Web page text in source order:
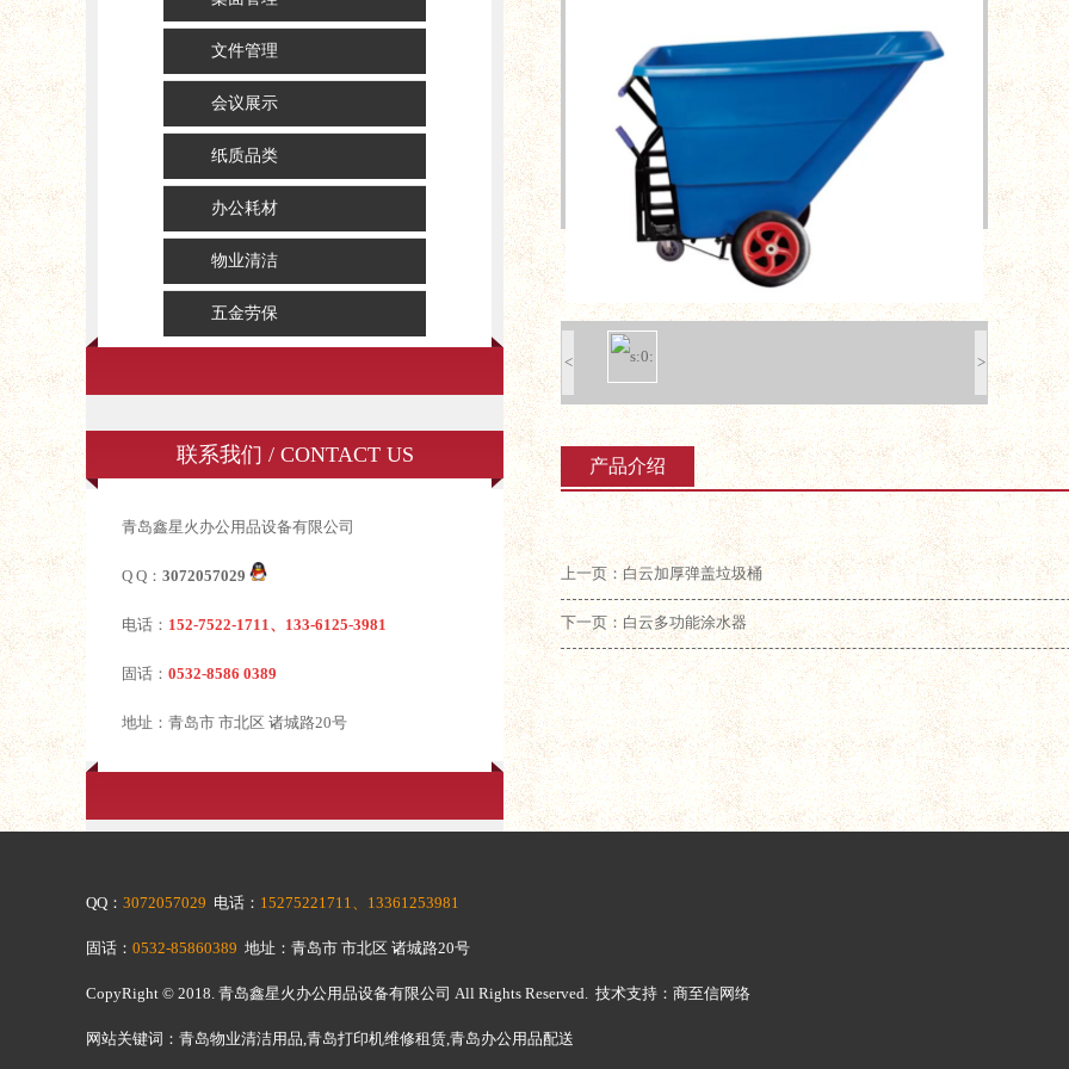
文件管理
会议展示
纸质品类
办公耗材
物业清洁
五金劳保
联系我们 / CONTACT US
青岛鑫星火办公用品设备有限公司
Q Q： 3072057029
电话： 152-7522-1711、133-6125-3981
固话： 0532-8586 0389
地址：青岛市 市北区 诸城路20号
< >
产品介绍
上一页：白云加厚弹盖垃圾桶
下一页：白云多功能涂水器
QQ： 3072057029 电话： 15275221711、13361253981
固话： 0532-85860389 地址：青岛市 市北区 诸城路20号
CopyRight © 2018. 青岛鑫星火办公用品设备有限公司 All Rights Reserved. 技术支持：商至信网络
网站关键词：青岛物业清洁用品,青岛打印机维修租赁,青岛办公用品配送